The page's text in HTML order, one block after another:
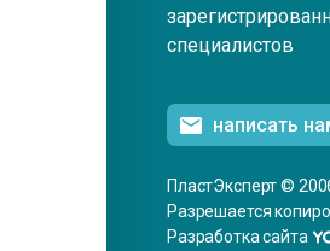
специалистов
написать
ПластЭксперт ©
Разрешается
Разработка сайта